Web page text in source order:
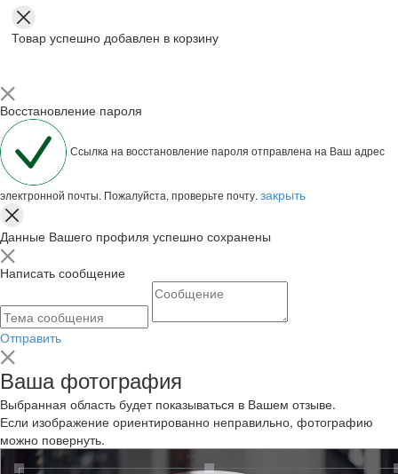
Товар успешно добавлен в корзину
Восстановление пароля
Ссылка на восстановление пароля отправлена на Ваш адрес
электронной почты. Пожалуйста, проверьте почту. закрыть
Данные Вашего профиля успешно сохранены
Написать сообщение
Отправить
Ваша фотография
Выбранная область будет показываться в Вашем отзыве.
Если изображение ориентированно неправильно, фотографию
можно повернуть.